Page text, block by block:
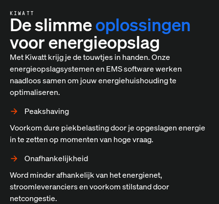
KIWATT
De slimmeoplossingen
voor energieopslag
Met Kiwatt krijg je de touwtjes in handen. Onze
energieopslagsystemen en EMS software werken
naadloos samen om jouw energiehuishouding te
optimaliseren.
Peakshaving
Voorkom dure piekbelasting door je opgeslagen energie
in te zetten op momenten van hoge vraag.
Onafhankelijkheid
Word minder afhankelijk van het energienet,
stroomleveranciers en voorkom stilstand door
netcongestie.